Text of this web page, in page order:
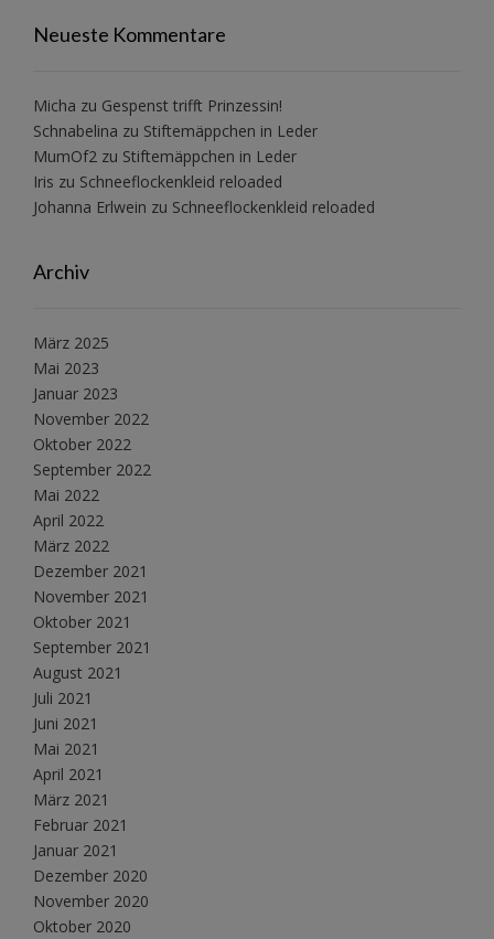
Neueste Kommentare
Micha zu Gespenst trifft Prinzessin!
Schnabelina zu Stiftemäppchen in Leder
MumOf2 zu Stiftemäppchen in Leder
Iris zu Schneeflockenkleid reloaded
Johanna Erlwein zu Schneeflockenkleid reloaded
Archiv
März 2025
Mai 2023
Januar 2023
November 2022
Oktober 2022
September 2022
Mai 2022
April 2022
März 2022
Dezember 2021
November 2021
Oktober 2021
September 2021
August 2021
Juli 2021
Juni 2021
Mai 2021
April 2021
März 2021
Februar 2021
Januar 2021
Dezember 2020
November 2020
Oktober 2020